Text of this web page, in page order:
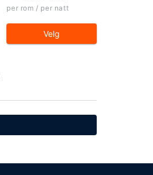
per rom / per natt
Velg